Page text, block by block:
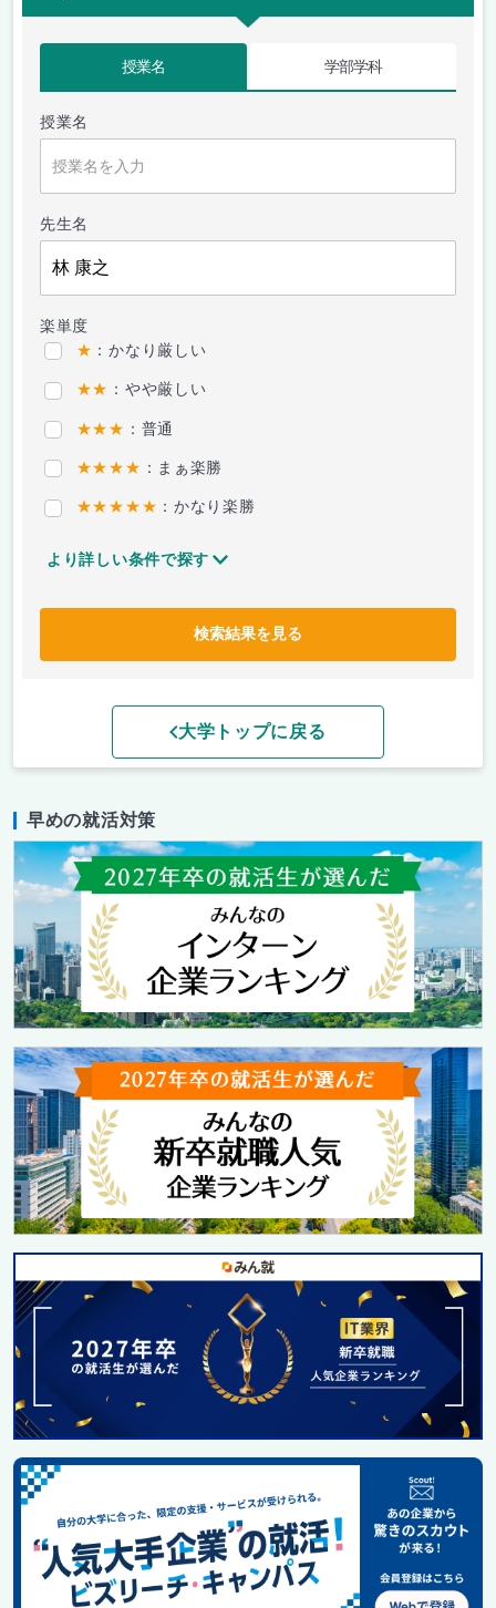
授業名 学部学科
授業名
先生名
楽単度
★ ：かなり厳しい
★★ ：やや厳しい
★★★ ：普通
★★★★ ：まぁ楽勝
★★★★★ ：かなり楽勝
より詳しい条件で探す
検索結果を見る
大学トップに戻る
早めの就活対策